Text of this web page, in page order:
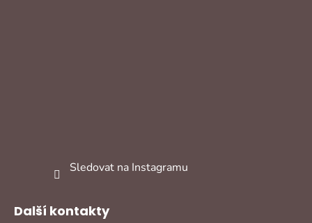
Sledovat na Instagramu
Další kontakty